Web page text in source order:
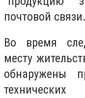
почтовой связи.
Во время
месту
обнаружены